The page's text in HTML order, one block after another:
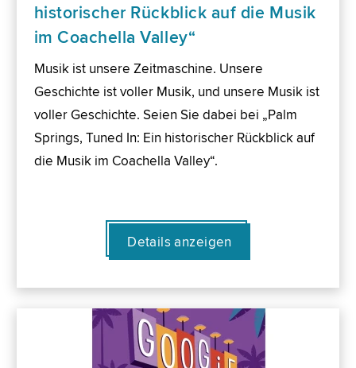
historischer Rückblick auf die Musik
im Coachella Valley“
Musik ist unsere Zeitmaschine. Unsere
Geschichte ist voller Musik, und unsere Musik ist
voller Geschichte. Seien Sie dabei bei „Palm
Springs, Tuned In: Ein historischer Rückblick auf
die Musik im Coachella Valley“.
Details anzeigen